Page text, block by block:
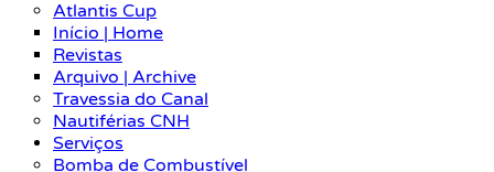
Atlantis Cup
Início | Home
Revistas
Arquivo | Archive
Travessia do Canal
Nautiférias CNH
Serviços
Bomba de Combustível